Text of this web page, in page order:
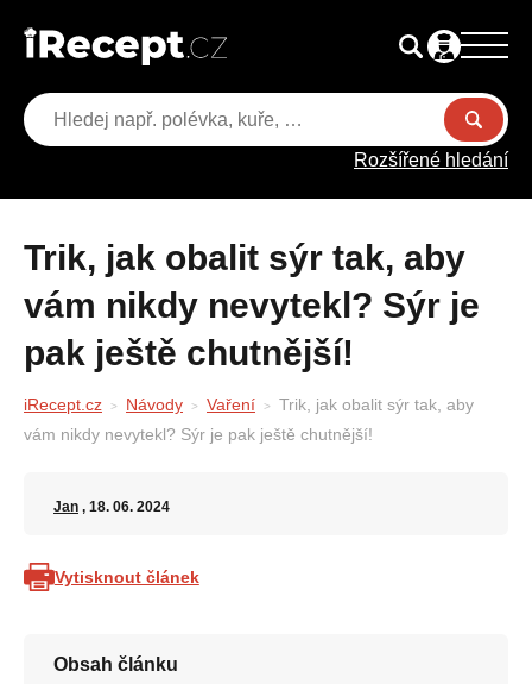
Rozšířené hledání
Trik, jak obalit sýr tak, aby
vám nikdy nevytekl? Sýr je
pak ještě chutnější!
iRecept.cz Návody Vaření
Trik, jak obalit sýr tak, aby
vám nikdy nevytekl? Sýr je pak ještě chutnější!
Jan , 18. 06. 2024
Vytisknout článek
Obsah článku